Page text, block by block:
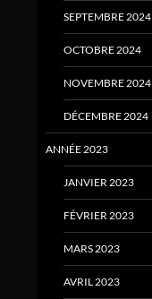
SEPTEMBRE 2024
OCTOBRE 2024
NOVEMBRE 2024
DÉCEMBRE 2024
ANNÉE 2023
JANVIER 2023
FÉVRIER 2023
MARS 2023
AVRIL 2023